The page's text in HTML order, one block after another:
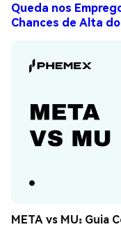
Queda nos
Chances de Alta
META vs MU: Guia